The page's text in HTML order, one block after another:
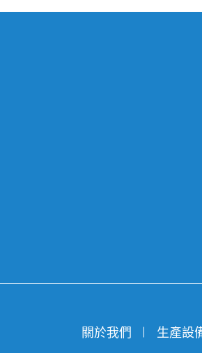
關於我們 生產設